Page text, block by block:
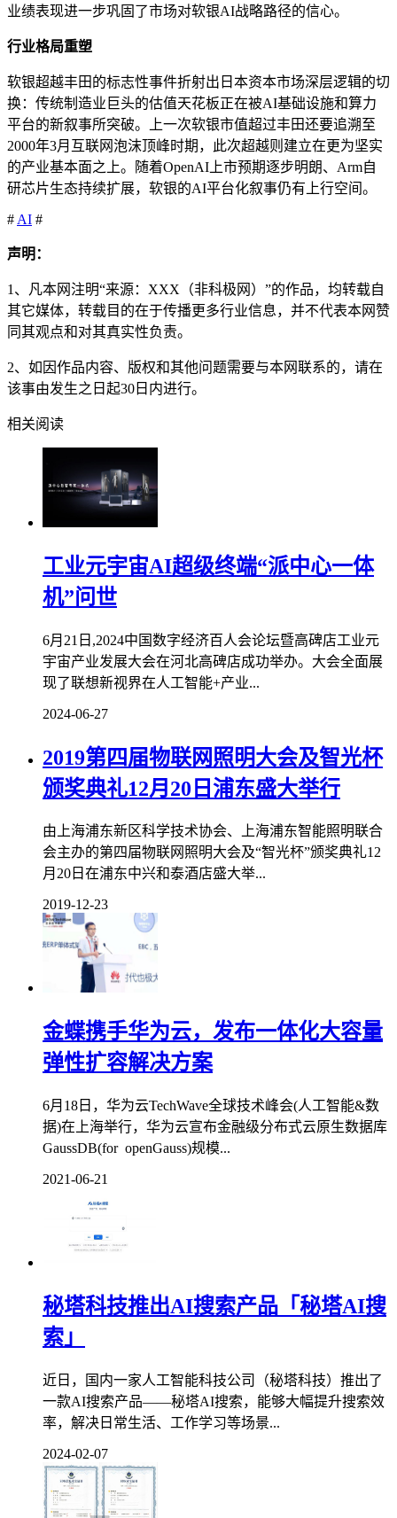
业绩表现进一步巩固了市场对软银AI战略路径的信心。
行业格局重塑
软银超越丰田的标志性事件折射出日本资本市场深层逻辑的切
换：传统制造业巨头的估值天花板正在被AI基础设施和算力
平台的新叙事所突破。上一次软银市值超过丰田还要追溯至
2000年3月互联网泡沫顶峰时期，此次超越则建立在更为坚实
的产业基本面之上。随着OpenAI上市预期逐步明朗、Arm自
研芯片生态持续扩展，软银的AI平台化叙事仍有上行空间。
# AI #
声明：
1、凡本网注明“来源：XXX（非科极网）”的作品，均转载自
其它媒体，转载目的在于传播更多行业信息，并不代表本网赞
同其观点和对其真实性负责。
2、如因作品内容、版权和其他问题需要与本网联系的，请在
该事由发生之日起30日内进行。
相关阅读
工业元宇宙AI超级终端“派中心一体
机”问世
6月21日,2024中国数字经济百人会论坛暨高碑店工业元
宇宙产业发展大会在河北高碑店成功举办。大会全面展
现了联想新视界在人工智能+产业...
2024-06-27
2019第四届物联网照明大会及智光杯
颁奖典礼12月20日浦东盛大举行
由上海浦东新区科学技术协会、上海浦东智能照明联合
会主办的第四届物联网照明大会及“智光杯”颁奖典礼12
月20日在浦东中兴和泰酒店盛大举...
2019-12-23
金蝶携手华为云，发布一体化大容量
弹性扩容解决方案
6月18日，华为云TechWave全球技术峰会(人工智能&数
据)在上海举行，华为云宣布金融级分布式云原生数据库
GaussDB(for openGauss)规模...
2021-06-21
秘塔科技推出AI搜索产品「秘塔AI搜
索」
近日，国内一家人工智能科技公司（秘塔科技）推出了
一款AI搜索产品——秘塔AI搜索，能够大幅提升搜索效
率，解决日常生活、工作学习等场景...
2024-02-07